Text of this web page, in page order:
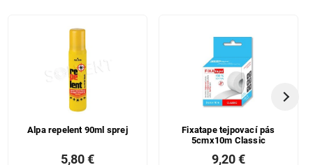
Alpa repelent 90ml sprej
5,80 €
Fixatape tejpovací pás
5cmx10m Classic
9,20 €